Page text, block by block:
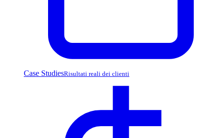
Case StudiesRisultati reali dei clienti